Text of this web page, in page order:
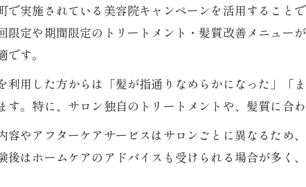
大島町周辺の美容院
美容院の美髪ケアサ
美容院キャンペーン
安い美容院でも満足
美容院選びで抑える
美容院のドタキャン
で実施されている美容院キャンペーンを活用するこ
限定や期間限定のトリートメント・髪質改善メニュ
す。
利用した方からは「髪が指通りなめらかになった」「
す。特に、サロン独自のトリートメントや、髪質に合
容やアフターケアサービスはサロンごとに異なるため
後はホームケアのアドバイスも受けられる場合が多く